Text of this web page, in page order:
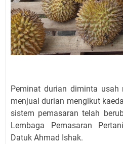
Peminat durian diminta usah
menjual durian mengikut
sistem pemasaran telah
Lembaga Pemasaran
Datuk Ahmad Ishak.